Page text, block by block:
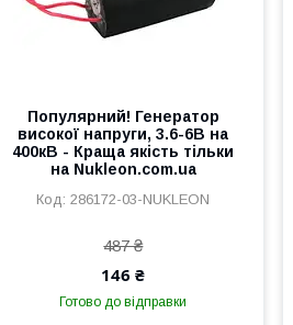
Популярний! Генератор
високої напруги, 3.6-6В на
400кВ - Краща якість тільки
на Nukleon.com.ua
286172-03-NUKLEON
487 ₴
146 ₴
Готово до відправки